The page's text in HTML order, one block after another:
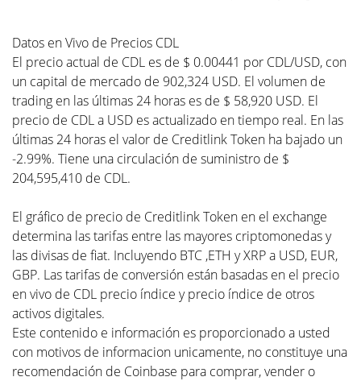
Datos en Vivo de Precios CDL
El precio actual de CDL es de $ 0.00441 por CDL/USD, con
un capital de mercado de 902,324 USD. El volumen de
trading en las últimas 24 horas es de $ 58,920 USD. El
precio de CDL a USD es actualizado en tiempo real. En las
últimas 24 horas el valor de Creditlink Token ha bajado un
-2.99%. Tiene una circulación de suministro de $
204,595,410 de CDL.
El gráfico de precio de Creditlink Token en el exchange
determina las tarifas entre las mayores criptomonedas y
las divisas de fiat. Incluyendo BTC ,ETH y XRP a USD, EUR,
GBP. Las tarifas de conversión están basadas en el precio
en vivo de CDL precio índice y precio índice de otros
activos digitales.
Este contenido e información es proporcionado a usted
con motivos de informacion unicamente, no constituye una
recomendación de Coinbase para comprar, vender o